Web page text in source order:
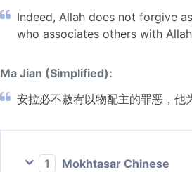
Indeed, Allah does not forgive
who associates others with
Ma Jian (Simplified):
安拉必不赦宥以物配主的罪恶，
1
Mokhtasar Chinese